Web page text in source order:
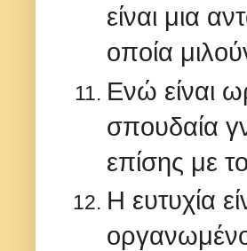
είναι μια
οποία
Ενώ είναι
σπουδαία
επίσης με
Η ευτυχία